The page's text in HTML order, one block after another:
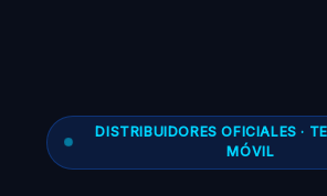
DISTRIBUIDORES OFICIALES ·
MÓVIL